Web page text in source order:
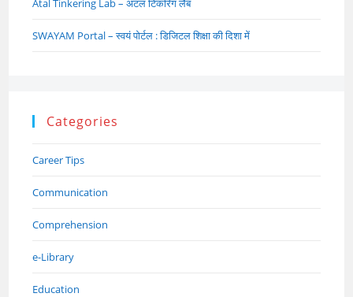
Atal Tinkering Lab – अटल टिंकरिंग लैब
SWAYAM Portal – स्वयं पोर्टल : डिजिटल शिक्षा की दिशा में
Categories
Career Tips
Communication
Comprehension
e-Library
Education